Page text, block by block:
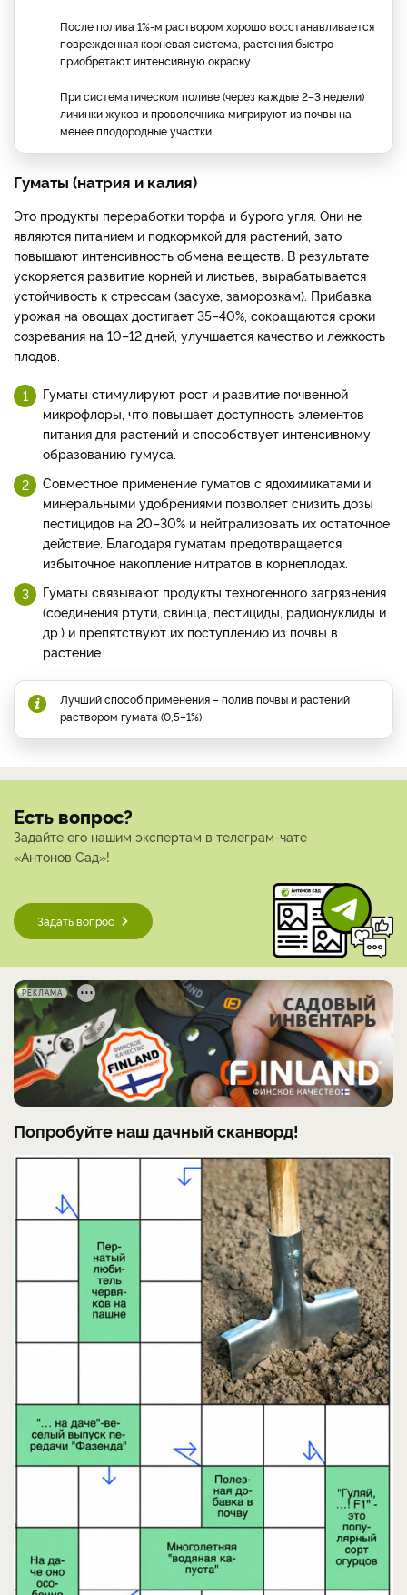
После полива 1%-м раствором хорошо восстанавливается
поврежденная корневая система, растения быстро
приобретают интенсивную окраску.
При систематическом поливе (через каждые 2–3 недели)
личинки жуков и проволочника мигрируют из почвы на
менее плодородные участки.
Гуматы (натрия и калия)
Это продукты переработки торфа и бурого угля. Они не
являются питанием и подкормкой для растений, зато
повышают интенсивность обмена веществ. В результате
ускоряется развитие корней и листьев, вырабатывается
устойчивость к стрессам (засухе, заморозкам). Прибавка
урожая на овощах достигает 35–40%, сокращаются сроки
созревания на 10–12 дней, улучшается качество и лежкость
плодов.
Гуматы стимулируют рост и развитие почвенной
микрофлоры, что повышает доступность элементов
питания для растений и способствует интенсивному
образованию гумуса.
Совместное применение гуматов с ядохимикатами и
минеральными удобрениями позволяет снизить дозы
пестицидов на 20–30% и нейтрализовать их остаточное
действие. Благодаря гуматам предотвращается
избыточное накопление нитратов в корнеплодах.
Гуматы связывают продукты техногенного загрязнения
(соединения ртути, свинца, пестициды, радионуклиды и
др.) и препятствуют их поступлению из почвы в
растение.
Лучший способ применения – полив почвы и растений
раствором гумата (0,5–1%)
Есть вопрос?
Задайте его нашим экспертам в телеграм-чате
«Антонов Сад»!
Задать вопрос
РЕКЛАМА
Попробуйте наш дачный сканворд!